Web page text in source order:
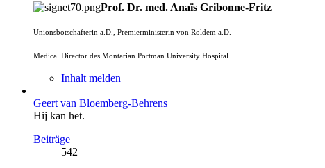
Prof. Dr. med. Anaïs Gribonne-Fritz
Unionsbotschafterin a.D., Premierministerin von Roldem a.D.
Medical Director des Montarian Portman University Hospital
Inhalt melden
Geert van Bloemberg-Behrens
Hij kan het.
Beiträge
542